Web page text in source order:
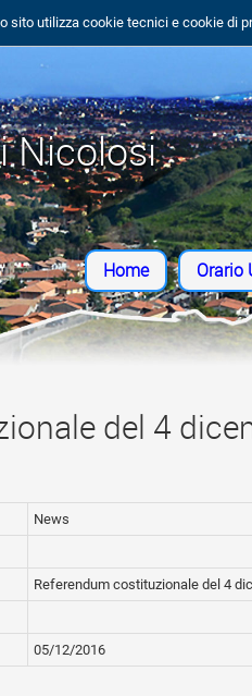
sito utilizza cookie tecnici e cookie di
Nicolosi
Home Orario
del 4
News
Referendum costituzionale del 4
05/12/2016